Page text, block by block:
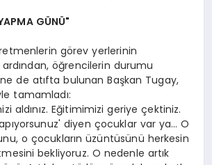
GÜNÜ"
görev yerlerinin
öğrencilerin durumu
de atıfta bulunan Başkan Tugay,
tamamladı:
aldınız. Eğitimimizi geriye çektiniz.
diyen çocuklar var ya… O
o çocukların üzüntüsünü herkesin
bekliyoruz. O nedenle artık